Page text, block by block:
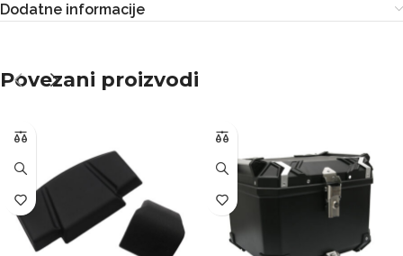
Dodatne informacije
Povezani proizvodi